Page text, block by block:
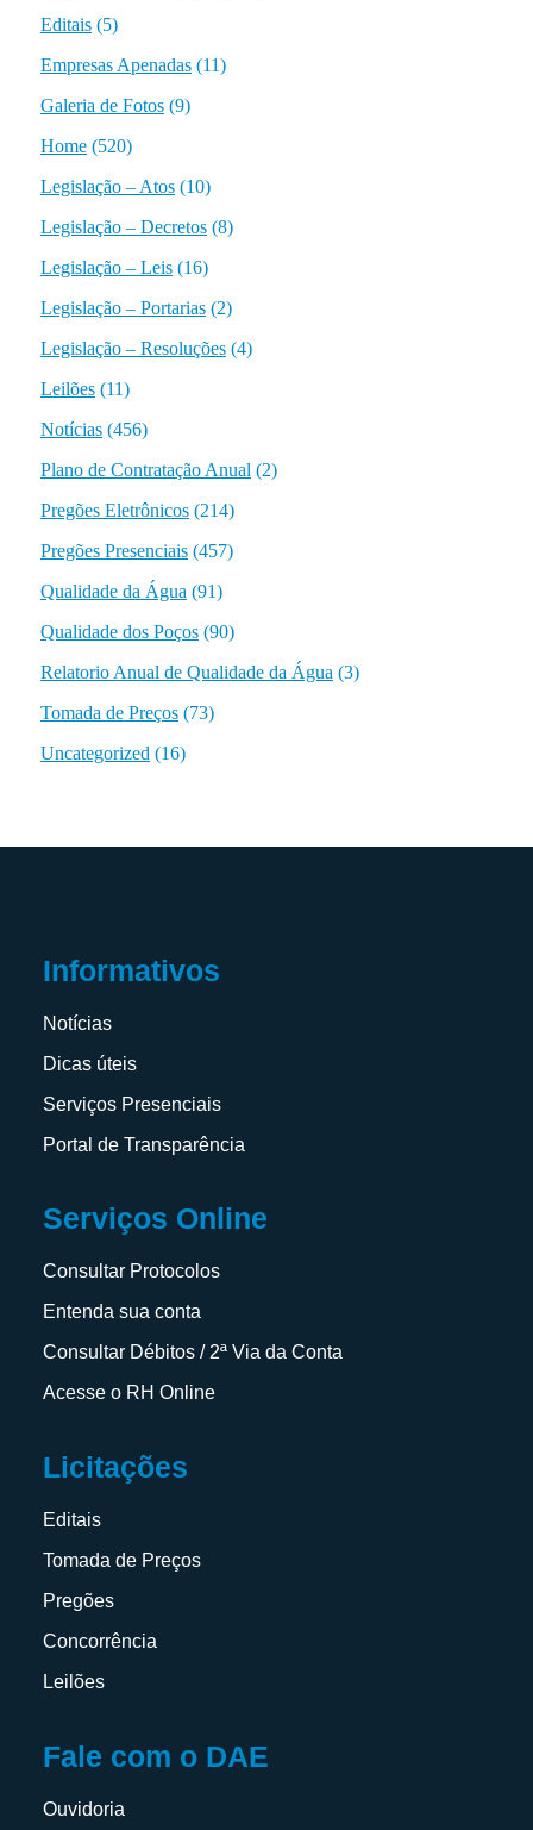
Editais(5)
Empresas Apenadas(11)
Galeria de Fotos(9)
Home(520)
Legislação – Atos(10)
Legislação – Decretos(8)
Legislação – Leis(16)
Legislação – Portarias(2)
Legislação – Resoluções(4)
Leilões(11)
Notícias(456)
Plano de Contratação Anual (2)
Pregões Eletrônicos(214)
Pregões Presenciais(457)
Qualidade da Água (91)
Qualidade dos Poços(90)
Relatorio Anual de Qualidade da Água (3)
Tomada de Preços(73)
Uncategorized (16)
Informativos
Notícias
Dicas úteis
Serviços Presenciais
Portal de Transparência
Serviços Online
Consultar Protocolos
Entenda sua conta
Consultar Débitos / 2ª Via da Conta
Acesse o RH Online
Licitações
Editais
Tomada de Preços
Pregões
Concorrência
Leilões
Fale com o DAE
Ouvidoria